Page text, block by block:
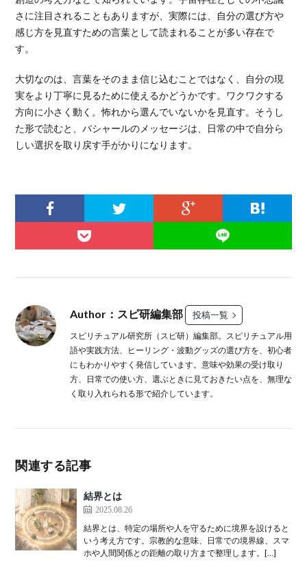
さに注目されることもありますが、実際には、自分の選び方や
感じ方を見直すための言葉として読まれることが多い存在で
す。
大切なのは、言葉をそのまま信じ込むことではなく、自分の現
実をより丁寧に見るために使えるかどうかです。ワクワクする
方向に小さく動く。怖れから選んでいないかを見直す。そうし
た形で読むと、バシャールのメッセージは、日常の中で自分ら
しい選択を取り戻す手がかりになります。
Author：スピ研編集部 投稿一覧
スピリチュアル研究所（スピ研）編集部。スピリチュアル用
語や実践方法、ヒーリング・波動グッズの選び方を、初心者
にもわかりやすく発信しています。意味や効果の受け取り
方、日常での使い方、選ぶときに見ておきたい点を、無理な
く取り入れられる形で紹介しています。
関連する記事
結界とは
2025.08.26
結界とは、特定の場所や人を守るために境界を設けると
いう考え方です。宗教的な意味、日常での境界線、スマ
ホや人間関係との距離の取り方まで整理します。[…]